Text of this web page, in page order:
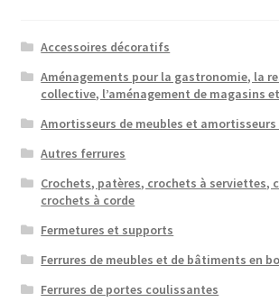
Accessoires décoratifs
Aménagements pour la gastronomie, la
collective, l’aménagement de magasins
Amortisseurs de meubles et
Autres ferrures
Crochets, patères, crochets à serviettes,
crochets à corde
Fermetures et supports
Ferrures de meubles et de bâtiments en
Ferrures de portes coulissantes